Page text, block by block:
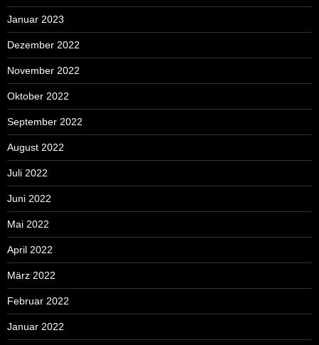
Januar 2023
Dezember 2022
November 2022
Oktober 2022
September 2022
August 2022
Juli 2022
Juni 2022
Mai 2022
April 2022
März 2022
Februar 2022
Januar 2022